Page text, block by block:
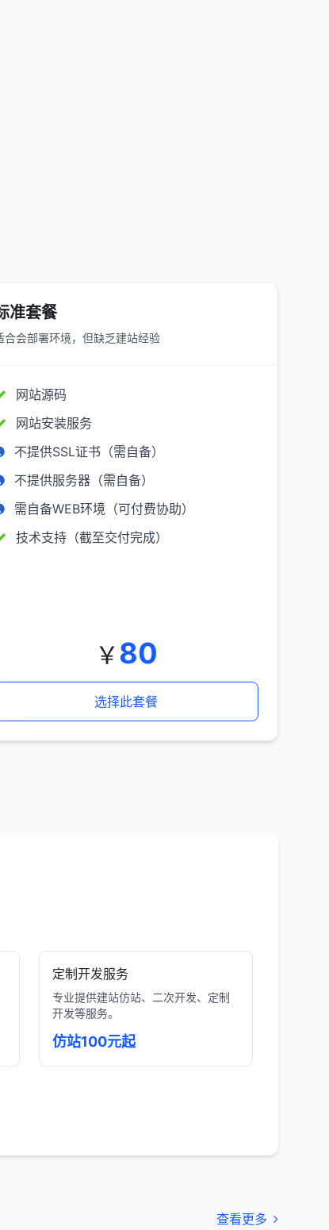
准套餐
合会部署环境，但缺乏建站经验
网站源码
网站安装服务
不提供SSL证书（需自备）
不提供服务器（需自备）
需自备WEB环境（可付费协助）
技术支持（截至交付完成）
￥80
选择此套餐
定制开发服务
专业提供建站仿站、二次开发、定制
开发等服务。
仿站100元起
查看更多